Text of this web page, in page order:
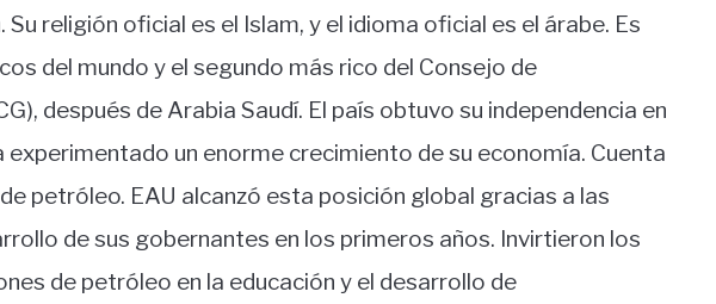
Su religión oficial es el Islam, y el idioma oficial es el árabe. Es
del mundo y el segundo más rico del Consejo de
después de Arabia Saudí. El país obtuvo su independencia en
experimentado un enorme crecimiento de su economía. Cuenta
petróleo. EAU alcanzó esta posición global gracias a las
de sus gobernantes en los primeros años. Invirtieron los
de petróleo en la educación y el desarrollo de